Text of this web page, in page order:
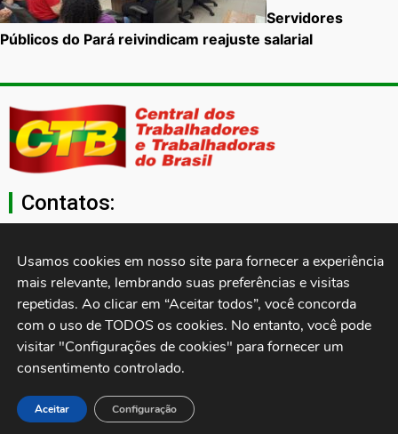
Servidores
Públicos do Pará reivindicam reajuste salarial
Contatos:
secgeral@ctb.org.br
11 3874-0040
Rua Cardoso de Almeida, 1843, Sumaré São Paulo - SP -
Brasil CEP: 01251-001
Desenvolvido por:
Usamos cookies em nosso site para fornecer a experiência
mais relevante, lembrando suas preferências e visitas
repetidas. Ao clicar em “Aceitar todos”, você concorda
com o uso de TODOS os cookies. No entanto, você pode
visitar "Configurações de cookies" para fornecer um
consentimento controlado.
Aceitar Configuração